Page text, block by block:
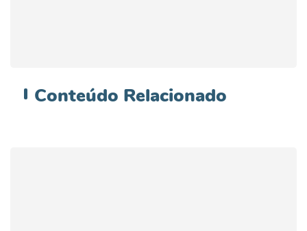
Conteúdo Relacionado